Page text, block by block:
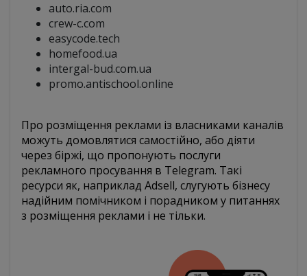
auto.ria.com
crew-c.com
easycode.tech
homefood.ua
intergal-bud.com.ua
promo.antischool.online
Про розміщення реклами із власниками каналів
можуть домовлятися самостійно, або діяти
через біржі, що пропонують послуги
рекламного просування в Telegram. Такі
ресурси як, наприклад Adsell, слугують бізнесу
надійним помічником і порадником у питаннях
з розміщення реклами і не тільки.